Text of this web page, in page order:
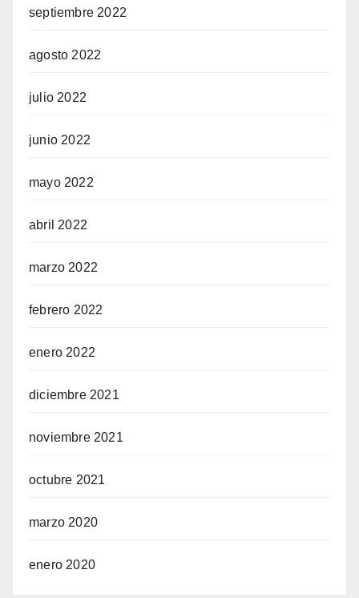
septiembre 2022
agosto 2022
julio 2022
junio 2022
mayo 2022
abril 2022
marzo 2022
febrero 2022
enero 2022
diciembre 2021
noviembre 2021
octubre 2021
marzo 2020
enero 2020